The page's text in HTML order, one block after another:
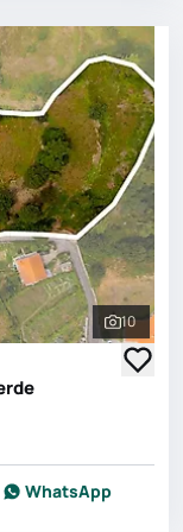
Ver
10
WhatsApp